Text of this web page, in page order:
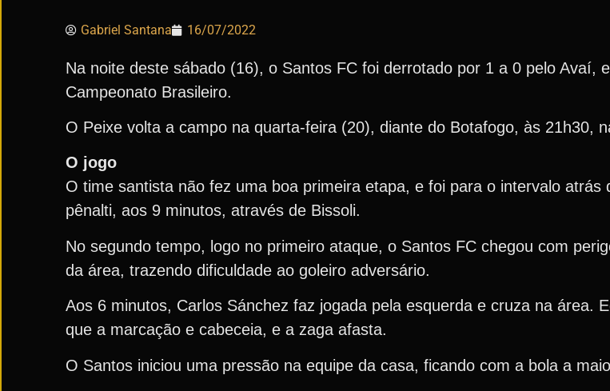
Gabriel Santana 16/07/2022
Na noite deste sábado (16), o Santos FC foi derrotado por 1 a 0 pelo Avaí,
Campeonato Brasileiro.
O Peixe volta a campo na quarta-feira (20), diante do Botafogo, às 21h30,
O jogo
O time santista não fez uma boa primeira etapa, e foi para o intervalo atrás
pênalti, aos 9 minutos, através de Bissoli.
No segundo tempo, logo no primeiro ataque, o Santos FC chegou com
da área, trazendo dificuldade ao goleiro adversário.
Aos 6 minutos, Carlos Sánchez faz jogada pela esquerda e cruza na área.
que a marcação e cabeceia, e a zaga afasta.
O Santos iniciou uma pressão na equipe da casa, ficando com a bola a